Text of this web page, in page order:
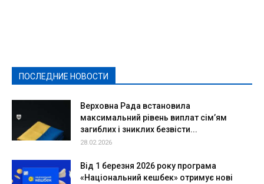
ПОСЛЕДНИЕ НОВОСТИ
Верховна Рада встановила
максимальний рівень виплат сім’ям
загиблих і зниклих безвісти...
28.02.2026
Від 1 березня 2026 року програма
«Національний кешбек» отримує нові